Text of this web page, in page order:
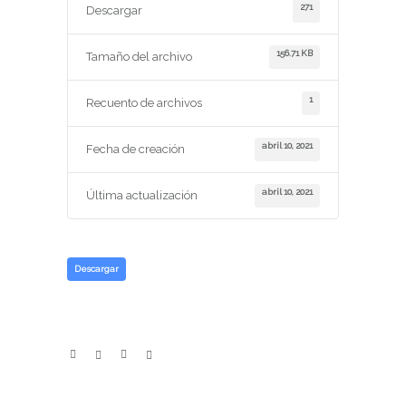
Descargar 271
Tamaño del archivo 156.71 KB
Recuento de archivos 1
Fecha de creación abril 10, 2021
Última actualización abril 10, 2021
Descargar